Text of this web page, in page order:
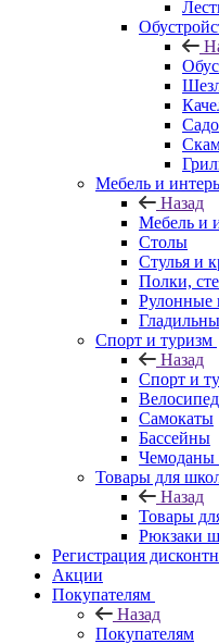
Мебель и
Назад
Мебель и
Столы
Стулья и
Полки,
Рулонные
Спорт и туризм
Назад
Спорт и
Самокаты
Бассейны
Чемоданы
Товары для
Назад
Товары
Рюкзаки
Регистрация
Акции
Покупателям
Назад
Покупателям